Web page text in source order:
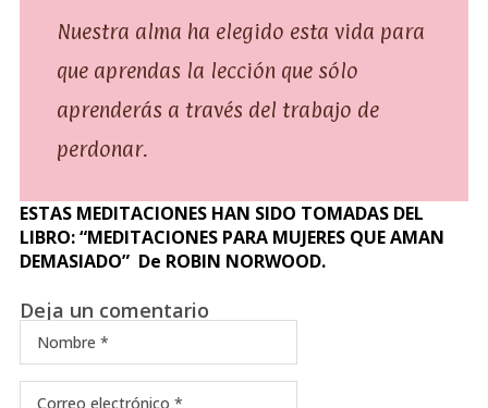
Nuestra alma ha elegido esta vida para
que aprendas la lección que sólo
aprenderás a través del trabajo de
perdonar.
ESTAS MEDITACIONES HAN SIDO TOMADAS DEL
LIBRO: “MEDITACIONES PARA MUJERES QUE AMAN
DEMASIADO” De ROBIN NORWOOD.
Deja un comentario